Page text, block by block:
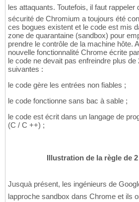
les attaquants. Toutefois, il faut rappeler
sécurité de Chromium a toujours été
ces bogues existent et le code est mis
zone de quarantaine (sandbox) pour
prendre le contrôle de la machine hôte.
nouvelle fonctionnalité Chrome écrite
le code ne devait pas enfreindre plus de
suivantes :
le code gère les entrées non fiables ;
le code fonctionne sans bac à sable ;
le code est écrit dans un langage de
(C / C ++) ;
Illustration de la règle de
Jusquà présent, les ingénieurs de
lapproche sandbox dans Chrome et ils